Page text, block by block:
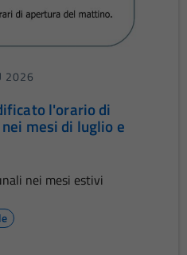
2026
l'orario di
mesi di luglio e
nei mesi estivi